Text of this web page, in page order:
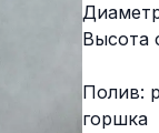
Высота
Полив:
горшка